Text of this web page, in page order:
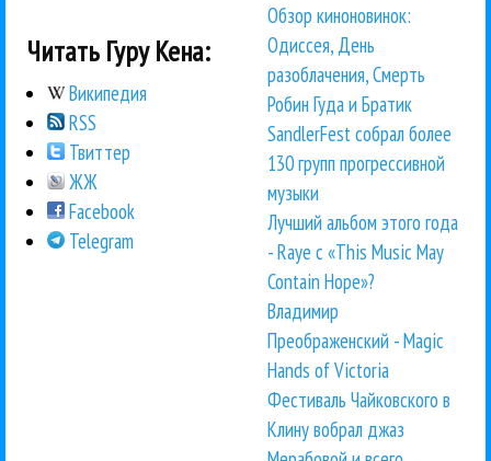
Читать Гуру Кена:
Википедия
RSS
Твиттер
ЖЖ
Facebook
Telegram
Обзор киноновинок:
Одиссея, День
разоблачения, Смерть
Робин Гуда и Братик
SandlerFest собрал более
130 групп прогрессивной
музыки
Лучший альбом этого года
- Raye с «This Music May
Contain Hope»?
Владимир
Преображенский - Magic
Hands of Victoria
Фестиваль Чайковского в
Клину вобрал джаз